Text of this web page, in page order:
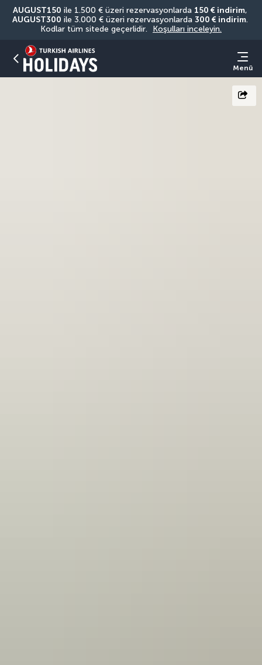
AUGUST150 ile 1.500 € üzeri rezervasyonlarda 150 € indirim
AUGUST300 ile 3.000 € üzeri rezervasyonlarda 300 € indirim.
Kodlar tüm sitede geçerlidir.
Koşulları inceleyin.
Menü